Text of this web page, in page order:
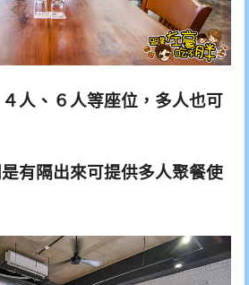
人、６人等座位，多人也可
有隔出來可提供多人聚餐使